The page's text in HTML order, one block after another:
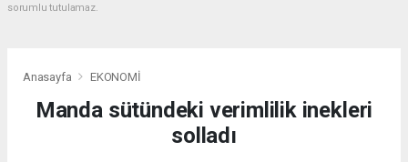
sorumlu tutulamaz.
Anasayfa EKONOMİ
Manda sütündeki verimlilik inekleri
solladı